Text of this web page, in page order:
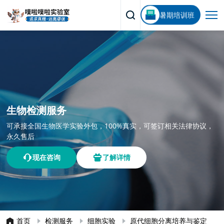
暑期培训班
生物检测服务
可承接全国生物医学实验外包，100%真实，可签订相关法律协议，
永久售后
现在咨询 了解详情
首页 检测服务 细胞实验 原代细胞分离培养与鉴定